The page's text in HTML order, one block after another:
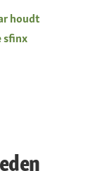
houdt
sfinx